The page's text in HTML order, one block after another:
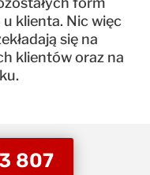
klienta. Nic więc
się na
klientów oraz na
807